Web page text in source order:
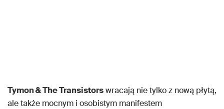
Tymon & The Transistorswracają nie tylko z nową płytą,
ale także mocnym i osobistym manifestem